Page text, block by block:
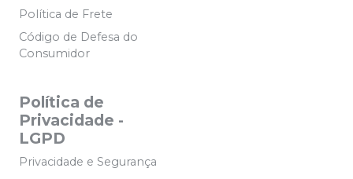
Política de Frete
Código de Defesa do
Consumidor
Política de
Privacidade -
LGPD
Privacidade e Segurança